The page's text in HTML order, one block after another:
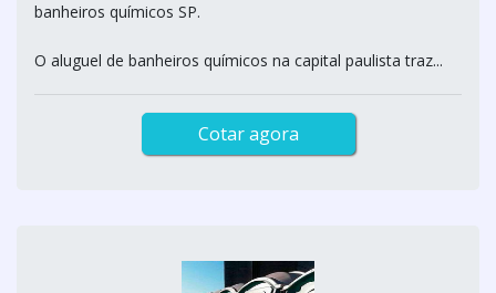
banheiros químicos SP.
O aluguel de banheiros químicos na capital paulista traz...
Cotar agora